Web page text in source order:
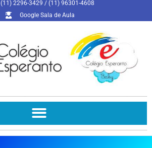
(11) 2296-3429 / (11) 96301-4608
Google Sala de Aula